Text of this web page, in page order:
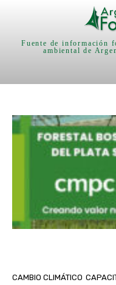
Fuente de información
ambiental de
CAMBIO CLIMÁTICO